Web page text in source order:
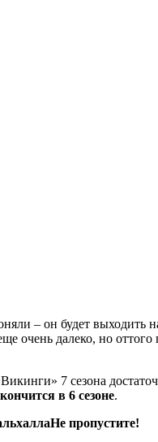
– он будет
очень далеко, но
7 сезона
в 6 сезоне.
Не пропустите!